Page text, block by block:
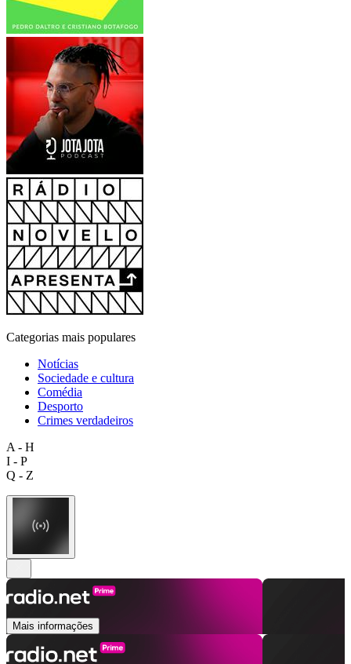
Categorias mais populares
Notícias
Sociedade e cultura
Comédia
Desporto
Crimes verdadeiros
A - H
I - P
Q - Z
Mais informações